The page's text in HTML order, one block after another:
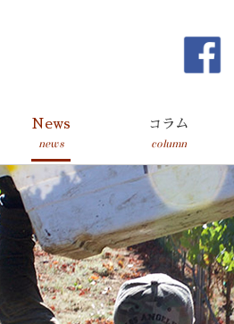
News
news
コラム
column